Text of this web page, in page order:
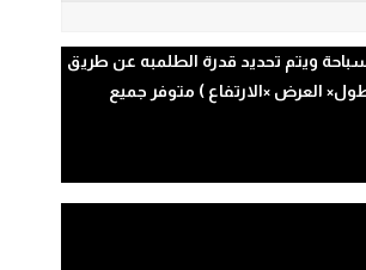
ويتم تحديد قدرة الطلمبه عن طريق
العرض ×الارتفاع ) متوفر جميع